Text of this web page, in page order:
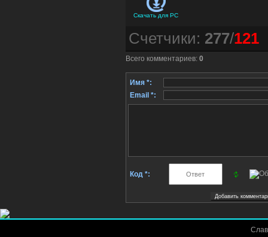
Скачать для PC
Счетчики: 277/121
Всего комментариев: 0
Имя *:
Email *:
Код *: